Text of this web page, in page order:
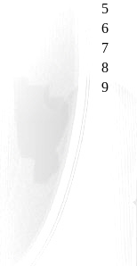
5
6
7
8
9